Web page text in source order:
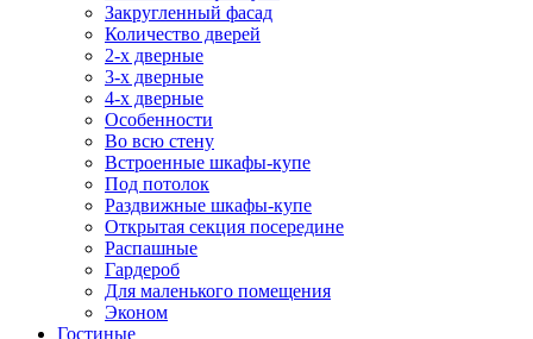
Закругленный фасад
Количество дверей
2-х дверные
3-х дверные
4-х дверные
Особенности
Во всю стену
Встроенные шкафы-купе
Под потолок
Раздвижные шкафы-купе
Открытая секция посередине
Распашные
Гардероб
Для маленького помещения
Эконом
Гостиные